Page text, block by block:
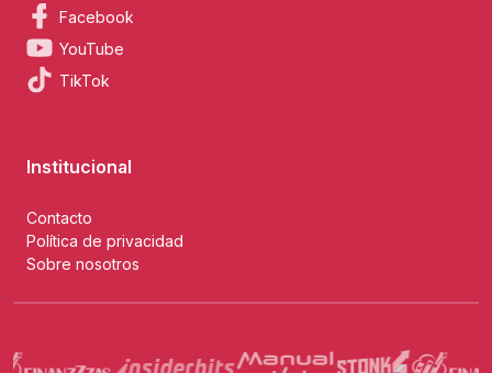
Facebook
YouTube
TikTok
Institucional
Contacto
Política de privacidad
Sobre nosotros